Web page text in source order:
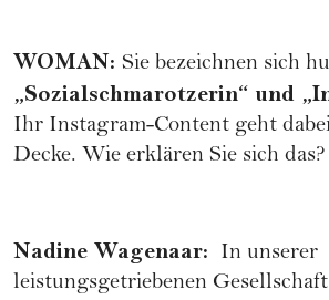
WOMAN: Sie bezeichnen sich
„Sozialschmarotzerin“ und
Ihr Instagram-Content geht
Decke. Wie erklären Sie sich das?
Nadine Wagenaar:
In unserer
leistungsgetriebenen